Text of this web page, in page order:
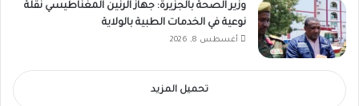
وزير الصحة بالجزيرة: جهاز الرنين المغناطيسي نقلة
نوعية في الخدمات الطبية بالولاية
أغسطس 8, 2026
تحميل المزيد